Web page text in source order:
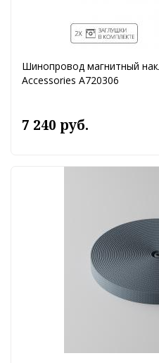
Шинопровод магнитный
Accessories A720306
7 240 руб.